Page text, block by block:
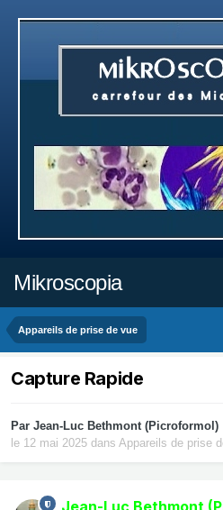
Mikroscopia
Appareils de prise de vue
Capture Rapide
Par Jean-Luc Bethmont (Picroformol)
le 12 mai 2025 dans Appareils de prise